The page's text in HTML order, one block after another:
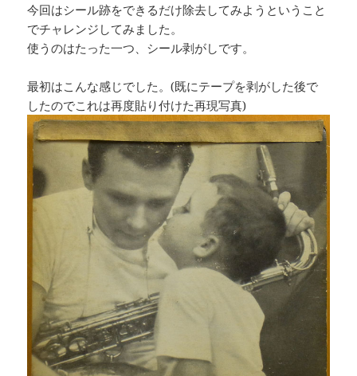
今回はシール跡をできるだけ除去してみようということ
でチャレンジしてみました。
使うのはたった一つ、シール剥がしです。
最初はこんな感じでした。(既にテープを剥がした後で
したのでこれは再度貼り付けた再現写真)